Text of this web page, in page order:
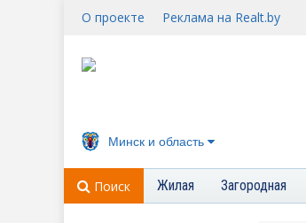
О проекте Реклама на Realt.by
Минск и область
Поиск Жилая Загородная